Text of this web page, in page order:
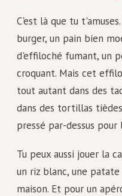
C'est là que tu
burger, un pain bien
d'effiloché fumant, un
croquant. Mais cet
tout autant dans des
dans des tortillas
pressé par-dessus pour
Tu peux aussi jouer la
un riz blanc, une
maison. Et pour un